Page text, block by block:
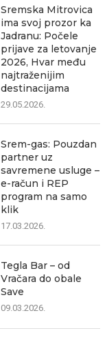
Sremska Mitrovica
ima svoj prozor ka
Jadranu: Počele
prijave za letovanje
2026, Hvar među
najtraženijim
destinacijama
29.05.2026.
Srem-gas: Pouzdan
partner uz
savremene usluge –
e-račun i REP
program na samo
klik
17.03.2026.
Tegla Bar – od
Vračara do obale
Save
09.03.2026.